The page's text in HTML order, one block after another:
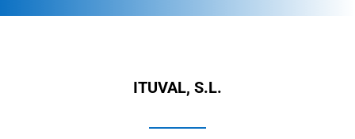
ITUVAL, S.L.